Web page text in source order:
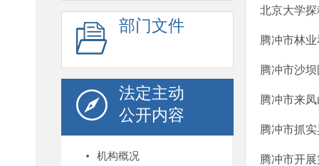
部门文件
法定主动
公开内容
机构概况
北京大学
腾冲市林
腾冲市沙
腾冲市来
腾冲市抓
腾冲市开